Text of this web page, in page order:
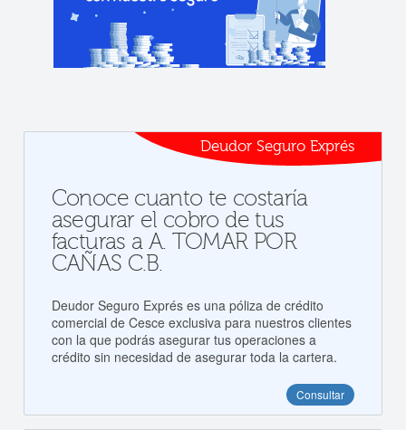
Deudor Seguro Exprés
Conoce cuanto te costaría
asegurar el cobro de tus
facturas a A. TOMAR POR
CAÑAS C.B.
Deudor Seguro Exprés es una póliza de crédito
comercial de Cesce exclusiva para nuestros clientes
con la que podrás asegurar tus operaciones a
crédito sin necesidad de asegurar toda la cartera.
Consultar